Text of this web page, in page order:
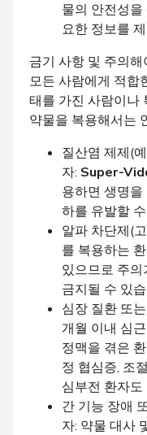
물의 안전성
요한 정보를
금기 사항 및 주의해
모든 사람에게 적합
태를 가진 사람이나
약물을 복용해서는
질산염 제제(
자: Super-
용하면 생명
하를 유발할
알파 차단제(
를 복용하는
있으므로 주의
금지될 수 있
심장 질환 또
개월 이내 심
정맥을 겪은
정 협심증, 조
심부전 환자도
간 기능 장애
자: 약물 대사